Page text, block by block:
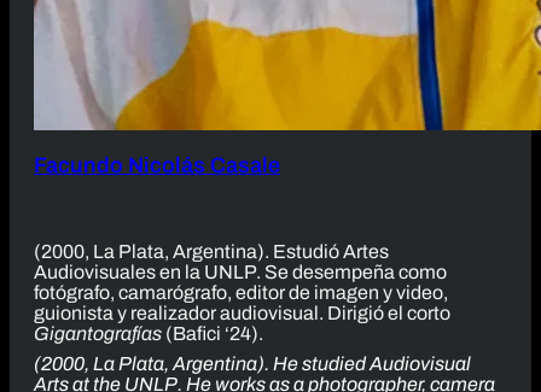
Facundo Nicolás Casale
(2000, La Plata, Argentina). Estudió Artes
Audiovisuales en la UNLP. Se desempeña como
fotógrafo, camarógrafo, editor de imagen y video,
guionista y realizador audiovisual. Dirigió el corto
Gigantografías (Bafici ‘24).
(2000, La Plata, Argentina). He studied Audiovisual
Arts at the UNLP. He works as a photographer, camera